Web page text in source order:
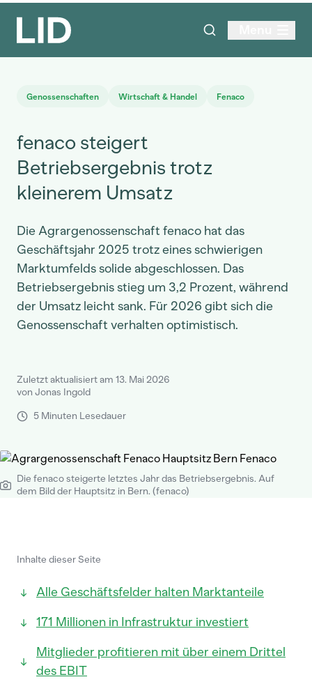
Genossenschaften Wirtschaft & Handel Fenaco
fenaco steigert
Betriebsergebnis trotz
kleinerem Umsatz
Die Agrargenossenschaft fenaco hat das
Geschäftsjahr 2025 trotz eines schwierigen
Marktumfelds solide abgeschlossen. Das
Betriebsergebnis stieg um 3,2 Prozent, während
der Umsatz leicht sank. Für 2026 gibt sich die
Genossenschaft verhalten optimistisch.
Zuletzt aktualisiert am 13. Mai 2026
von Jonas Ingold
5 Minuten Lesedauer
Die fenaco steigerte letztes Jahr das Betriebsergebnis. Auf
dem Bild der Hauptsitz in Bern. (fenaco)
Inhalte dieser Seite
Alle Geschäftsfelder halten Marktanteile
171 Millionen in Infrastruktur investiert
Mitglieder profitieren mit über einem Drittel
des EBIT